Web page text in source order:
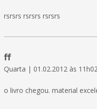
rsrsrs rsrsrs rsrsrs
ff
Quarta | 01.02.2012 às
o livro chegou. material